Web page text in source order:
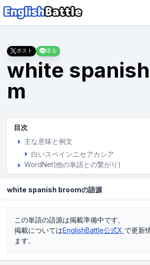
ポスト 送る
white
m
目次
主な意味と例文
白いスペインニセアカシア
WordNet(他の単語との繋がり)
white spanish broomの語源
この単語の語源は掲載準備中です。
掲載についてはEnglishBattle公式X で更新
ます。